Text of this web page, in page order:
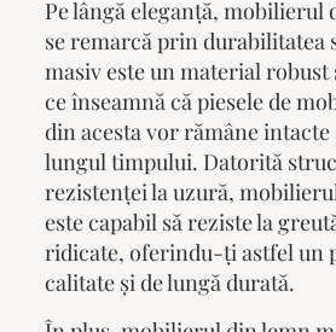
Pe lângă eleganță, mobilierul
se remarcă prin durabilitatea
masiv este un material robust
ce înseamnă că piesele de
din acesta vor rămâne
lungul timpului. Datorită
rezistenței la uzură,
este capabil să reziste la
ridicate, oferindu-ți astfel un
calitate și de lungă durată.